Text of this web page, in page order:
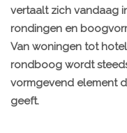
vertaalt zich vandaag
rondingen en
Van woningen tot
rondboog wordt
vormgevend element
geeft.